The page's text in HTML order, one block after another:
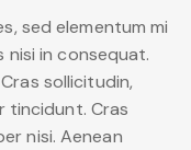
sed elementum mi
nisi in consequat.
sollicitudin,
tincidunt. Cras
nisi. Aenean